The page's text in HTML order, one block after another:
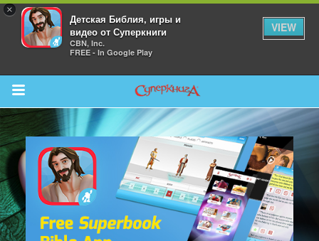
×
Детская Библия, игры и
видео от Суперкниги
CBN, Inc.
FREE - In Google Play
VIEW
Return to Content